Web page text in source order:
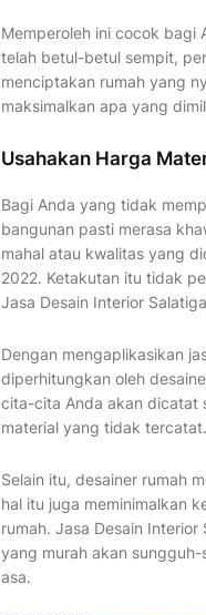
Memperoleh ini cocok bagi
telah betul-betul sempit,
menciptakan rumah yang
maksimalkan apa yang
Usahakan Harga
Bagi Anda yang tidak
bangunan pasti merasa
mahal atau kwalitas yang
2022. Ketakutan itu tidak
Jasa Desain Interior
Dengan mengaplikasikan
diperhitungkan oleh
cita-cita Anda akan dicatat
material yang tidak tercatat.
Selain itu, desainer rumah
hal itu juga meminimalkan
rumah. Jasa Desain
yang murah akan
asa.